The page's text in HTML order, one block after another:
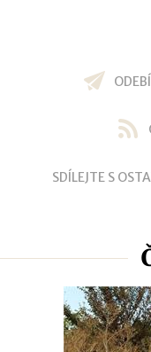
SDÍLEJTE S